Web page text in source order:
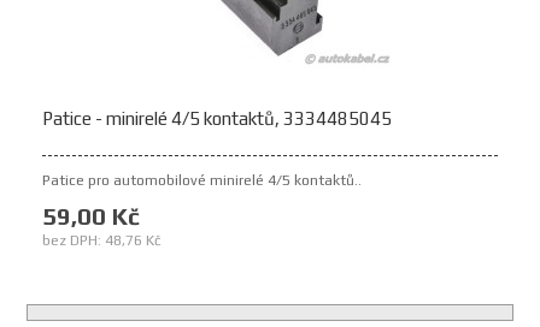
Patice - minirelé 4/5 kontaktů, 3334485045
Patice pro automobilové minirelé 4/5 kontaktů..
59,00 Kč
bez DPH: 48,76 Kč